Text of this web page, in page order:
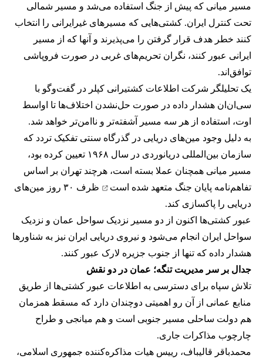
مسیر میانی که پیش از جنگ استفاده می‌شد و مسیر شمالی
تحت کنترل ایران. کشتی‌هایی که مسیرهای غیرایرانی را انتخاب
کنند خطر هدف قرار گرفتن را می‌پذیرند و آنها که از مسیر
ایرانی عبور کنند، نگران تحریم‌های غربی در صورت فروپاشی
توافق‌اند.
یک تحلیلگر شرکت اطلاعات کشتیرانی کپلر در گفت‌و‌گو با
سی‌ان‌ان هشدار داده در صورت حل‌نشدن اختلاف‌ها تا اواسط
اوت، استفاده از هر سه مسیر آشفته‌تر و ناامن‌تر خواهد شد.
به دلیل وجود مین‌های دریایی در گذرگاه سنتی تفکیک تردد که
سازمان بین‌المللی دریانوردی در سال ۱۹۶۸ تعیین کرده بود،
مسیر میانی همچنان عملا بسته است، هرچند تهران بر اساس
تفاهم‌نامه پایان جنگ متعهد شده است
ظرف ۳۰ روز مین‌های
دریایی را پاکسازی کند.
عبور کشتی‌ها اکنون از دو مسیر نزدیک سواحل عمان و نزدیک
سواحل ایران انجام می‌شود و نیروی دریایی ایران نیز به شناورها
هشدار داده که تنها از جنوب جزیره لارک عبور کنند.
جدال بر سر مدیریت تنگه؛ عمان در دو نقش
تلاش سپاه برای دسترسی به اطلاعات عبور کشتی‌ها از طریق
منابع عمانی از آن رو اهمیتی دوچندان دارد که مسقط همزمان
هم دولت ساحلی مسیر جنوبی است و هم میانجی و طراح
چارچوب مذاکرات جاری.
محمدباقر قالیباف، رییس هیات مذاکره‌کننده جمهوری اسلامی،